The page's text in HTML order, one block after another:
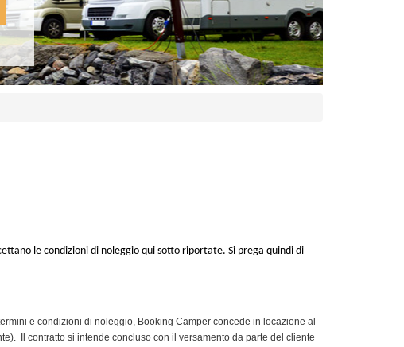
le condizioni di noleggio qui sotto riportate. Si prega quindi di
e condizioni di noleggio, Booking Camper concede in locazione al
Il contratto si intende concluso con il versamento da parte del cliente